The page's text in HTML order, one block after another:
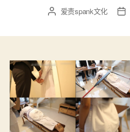
文 爱责spank文化
发